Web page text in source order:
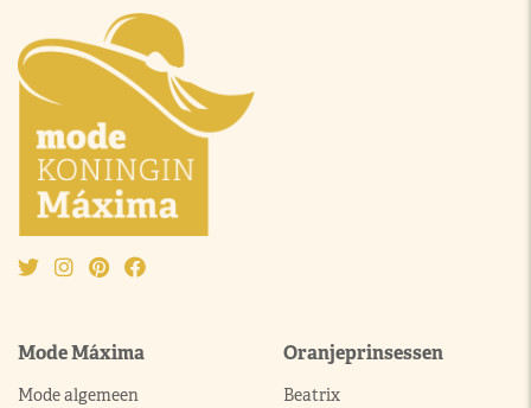
Mode Máxima
Mode algemeen
Oranjeprinsessen
Beatrix